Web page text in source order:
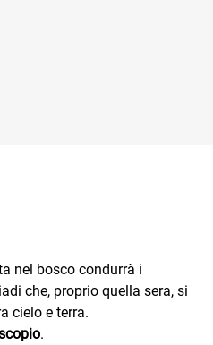
nel bosco condurrà i
che, proprio quella sera, si
cielo e terra.
.